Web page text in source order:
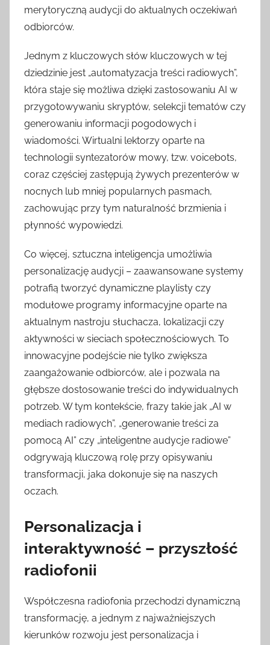
merytoryczną audycji do aktualnych oczekiwań
odbiorców.
Jednym z kluczowych słów kluczowych w tej
dziedzinie jest „automatyzacja treści radiowych”,
która staje się możliwa dzięki zastosowaniu AI w
przygotowywaniu skryptów, selekcji tematów czy
generowaniu informacji pogodowych i
wiadomości. Wirtualni lektorzy oparte na
technologii syntezatorów mowy, tzw. voicebots,
coraz częściej zastępują żywych prezenterów w
nocnych lub mniej popularnych pasmach,
zachowując przy tym naturalność brzmienia i
płynność wypowiedzi.
Co więcej, sztuczna inteligencja umożliwia
personalizację audycji – zaawansowane systemy
potrafią tworzyć dynamiczne playlisty czy
modułowe programy informacyjne oparte na
aktualnym nastroju słuchacza, lokalizacji czy
aktywności w sieciach społecznościowych. To
innowacyjne podejście nie tylko zwiększa
zaangażowanie odbiorców, ale i pozwala na
głębsze dostosowanie treści do indywidualnych
potrzeb. W tym kontekście, frazy takie jak „AI w
mediach radiowych”, „generowanie treści za
pomocą AI” czy „inteligentne audycje radiowe”
odgrywają kluczową rolę przy opisywaniu
transformacji, jaka dokonuje się na naszych
oczach.
Personalizacja i
interaktywność – przyszłość
radiofonii
Współczesna radiofonia przechodzi dynamiczną
transformację, a jednym z najważniejszych
kierunków rozwoju jest personalizacja i